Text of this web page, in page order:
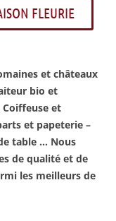
FLEURIE
et châteaux
bio et
et
et papeterie –
table … Nous
de qualité et de
les meilleurs de